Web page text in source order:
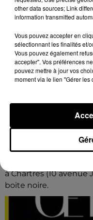
13h28
CHARTRES -
NOIRE
à Chartres (10
boite noire.
other data sources; Link
information transmitted
Vous pouvez accepter en
sélectionnant les finalités et/
Vous pouvez également
accepter". Vos préférences
pouvez mettre à jour vos
moment via le lien "Gérer